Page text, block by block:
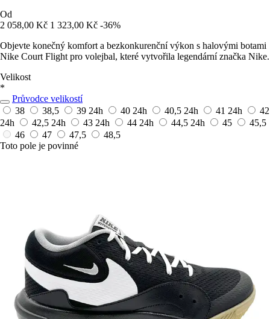
Od
2 058,00 Kč 1 323,00 Kč -36%
Objevte konečný komfort a bezkonkurenční výkon s halovými botami
Nike Court Flight pro volejbal, které vytvořila legendární značka Nike.
Velikost
*
Průvodce velikostí
38
38,5 39 24h 40 24h 40,5 24h 41 24h
42
24h
42,5 24h 43 24h 44 24h 44,5 24h 45
45,5
46
47 47,5
48,5
Toto pole je povinné